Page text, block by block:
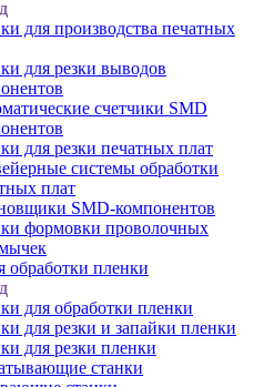
для производства печатных
для резки выводов
счетчики SMD
для резки печатных плат
системы обработки
плат
SMD-компонентов
формовки проволочных
обработки пленки
для обработки пленки
для резки и запайки пленки
для резки пленки
станки